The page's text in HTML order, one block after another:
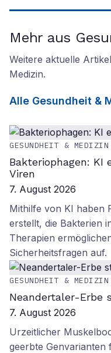
Mehr aus
Weitere aktuelle
Medizin.
Alle Gesundheit &
GESUNDHEIT & MEDIZIN
Bakteriophagen:
Viren
7. August 2026
Mithilfe von KI haben
erstellt, die Bakterien
Therapien
Sicherheitsfragen auf.
GESUNDHEIT & MEDIZIN
Neandertaler-Erbe
7. August 2026
Urzeitlicher
geerbte Genvarianten